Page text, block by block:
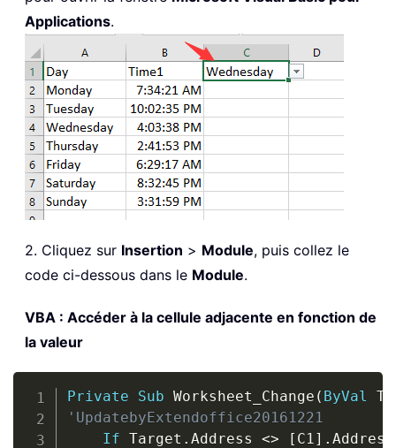
Applications.
2. Cliquez sur Insertion > Module, puis collez le
code ci-dessous dans le Module.
VBA : Accéder à la cellule adjacente en fonction de
la valeur
Private Sub Worksheet_Change ( ByVal
'UpdatebyExtendoffice20161221
If Target . Address <> [C1] .
Copy